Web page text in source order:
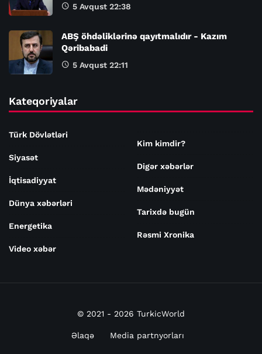
5 Avqust 22:38
ABŞ öhdəliklərinə qayıtmalıdır - Kazım
Qəribabadi
5 Avqust 22:11
Kateqoriyalar
Türk Dövlətləri
Siyasət
İqtisadiyyat
Dünya xəbərləri
Energetika
Video xəbər
Kim kimdir?
Digər xəbərlər
Mədəniyyət
Tarixdə bugün
Rəsmi Xronika
© 2021 - 2026 TurkicWorld
Əlaqə Media partnyorları